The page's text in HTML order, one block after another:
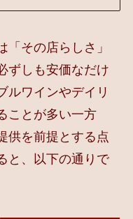
その店らしさ」
ずしも安価なだけ
ルワインやデイリ
ことが多い一方
供を前提とする点
と、以下の通りで